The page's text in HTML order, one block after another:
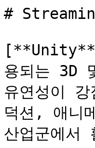
#
용되는 3D
유연성이
덕션, 애니
산업군에서